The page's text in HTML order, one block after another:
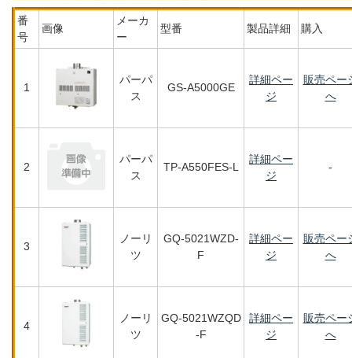
番
号
画像
メーカ
ー
型番 製品詳細 購入
1
パーパ
ス
GS-A5000GE
詳細ペー
ジ
販売ペー
へ
2
パーパ
ス
TP-A550FES-L
詳細ペー
ジ
-
3
ノーリ
ツ
GQ-5021WZD-
F
詳細ペー
ジ
販売ペー
へ
4
ノーリ
ツ
GQ-5021WZQD
-F
詳細ペー
ジ
販売ペー
へ